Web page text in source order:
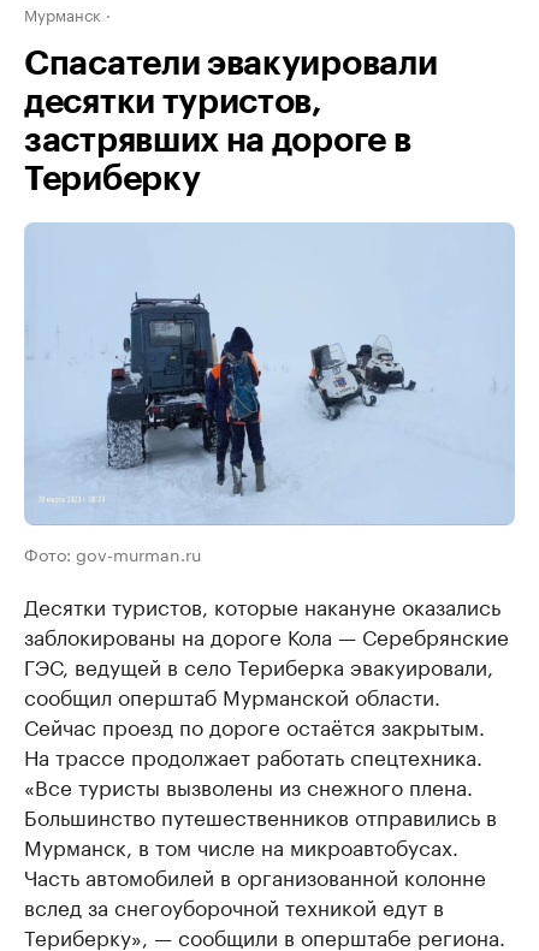
Мурманск
Спасатели эвакуировали
десятки туристов,
застрявших на дороге в
Териберку
Фото: gov-murman.ru
Десятки туристов, которые накануне оказались
заблокированы на дороге Кола — Серебрянские
ГЭС, ведущей в село Териберка эвакуировали,
сообщил оперштаб Мурманской области.
Сейчас проезд по дороге остаётся закрытым.
На трассе продолжает работать спецтехника.
«Все туристы вызволены из снежного плена.
Большинство путешественников отправились в
Мурманск, в том числе на микроавтобусах.
Часть автомобилей в организованной колонне
вслед за снегоуборочной техникой едут в
Териберку», — сообщили в оперштабе региона.